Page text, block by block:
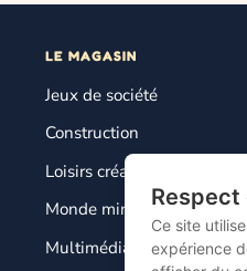
Ce site
expérience
LE MAGASIN
Jeux de société
Construction
Loisirs créatifs
Monde miniature
Multimédia enfant